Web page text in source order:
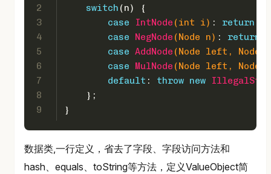
2
3
4
5
6
7
8
9
switch (n) {
case
IntNode (int i) : return
case
NegNode (Node n) : return
case AddNode (Node left, Node
case
MulNode (Node left, Node
default : throw new
    };
}
数据类,一行定义，省去了字段、字段访问方法和
hash、equals、toString等方法，定义ValueObject简